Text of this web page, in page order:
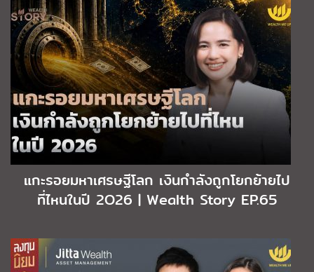
แกะรอยมหาเศรษฐีโลก เงินกำลังถูกโยกย้ายไป
ที่ไหนในปี 2O26 | Wealth Story EP.65